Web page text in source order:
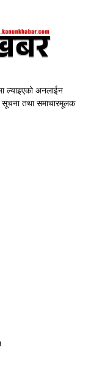
ल्याइएको अनलाईन
सूचना तथा समाचारमूलक